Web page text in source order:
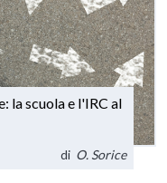
la scuola e l'IRC al
di O. Sorice